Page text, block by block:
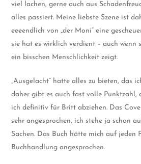
viel lachen, gerne auch aus
alles passiert. Meine liebste Szene ist
eeeendlich von „der Moni“ eine
sie hat es wirklich verdient – auch wenn
ein bisschen Menschlichkeit zeigt.
„Ausgelacht“ hatte alles zu bieten, das
daher gibt es auch fast volle Punktzahl,
ich definitiv für Britt abziehen. Das
sehr angesprochen, ich stehe ja schon
Sachen. Das Buch hätte mich auf jeden
Buchhandlung angesprochen.